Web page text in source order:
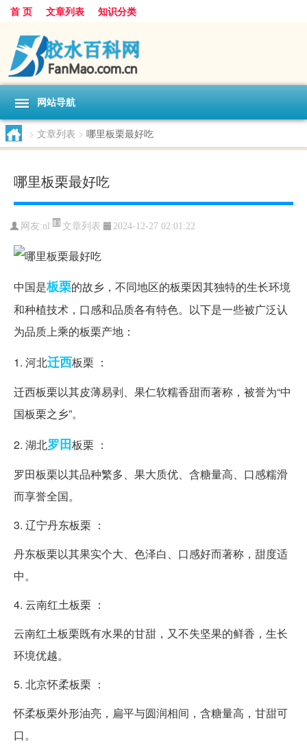
首 页 文章列表 知识分类
网站导航
> 文章列表 > 哪里板栗最好吃
哪里板栗最好吃
网友:nl 文章列表 2024-12-27 02:01:22
中国是板栗的故乡，不同地区的板栗因其独特的生长环境
和种植技术，口感和品质各有特色。以下是一些被广泛认
为品质上乘的板栗产地：
1. 河北迁西板栗 ：
迁西板栗以其皮薄易剥、果仁软糯香甜而著称，被誉为“中
国板栗之乡”。
2. 湖北罗田板栗 ：
罗田板栗以其品种繁多、果大质优、含糖量高、口感糯滑
而享誉全国。
3. 辽宁丹东板栗 ：
丹东板栗以其果实个大、色泽白、口感好而著称，甜度适
中。
4. 云南红土板栗 ：
云南红土板栗既有水果的甘甜，又不失坚果的鲜香，生长
环境优越。
5. 北京怀柔板栗 ：
怀柔板栗外形油亮，扁平与圆润相间，含糖量高，甘甜可
口。